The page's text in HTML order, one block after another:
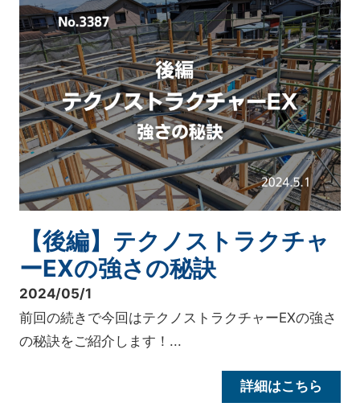
【後編】テクノストラクチャ
ーEXの強さの秘訣
2024/05/1
前回の続きで今回はテクノストラクチャーEXの強さ
の秘訣をご紹介します！...
詳細はこちら